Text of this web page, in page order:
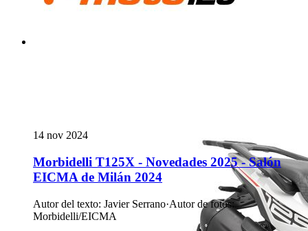
14 nov 2024
Morbidelli T125X - Novedades 2025 - Salón
EICMA de Milán 2024
Autor del texto: Javier Serrano·Autor de fotos:
Morbidelli/EICMA